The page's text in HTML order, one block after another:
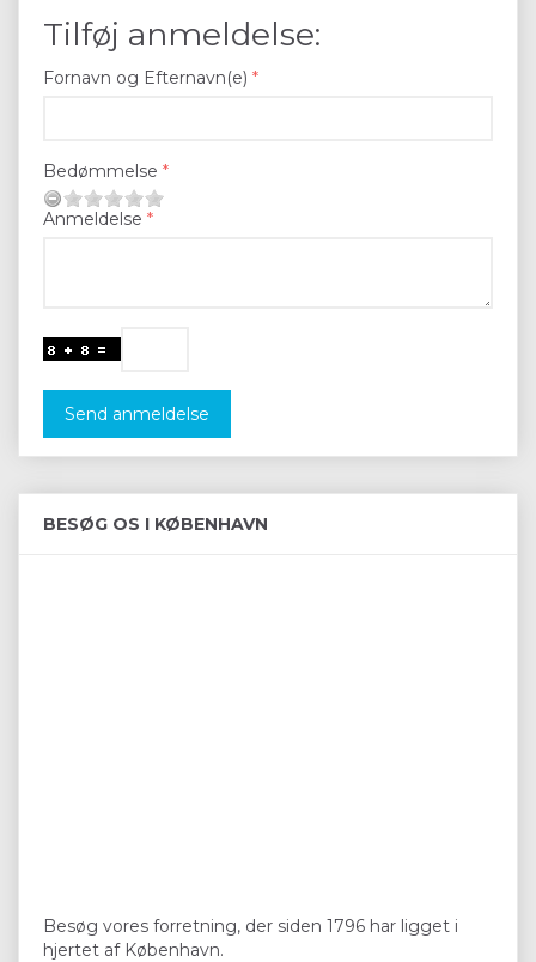
Tilføj anmeldelse:
Fornavn og Efternavn(e)
Bedømmelse
Anmeldelse
Send anmeldelse
BESØG OS I KØBENHAVN
Besøg vores forretning, der siden 1796 har ligget i
hjertet af København.